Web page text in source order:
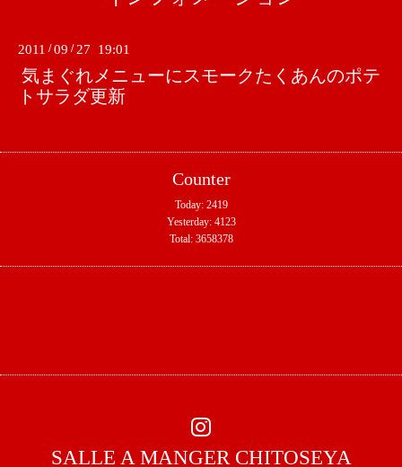
2011 /09 / 27 19:01
気まぐれメニューにスモークたくあんのポテ
トサラダ更新
Counter
Today: 2419
Yesterday: 4123
Total: 3658378
SALLE A MANGER CHITOSEYA